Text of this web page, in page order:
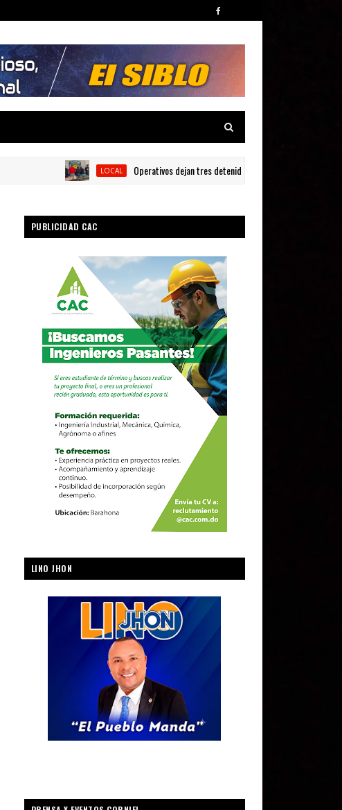
LOCAL Operativos dejan tres detenidos y siete armas ocupadas en
PUBLICIDAD CAC
LINO JHON